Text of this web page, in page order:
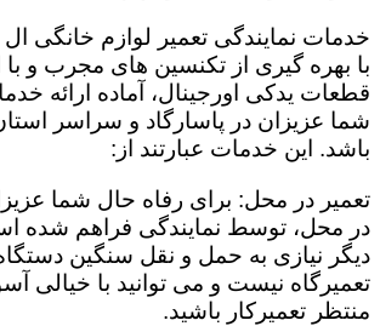
خدمات نمایندگی تعمیر لوازم خانگی
با بهره گیری از تکنسین های مجرب و با
قطعات یدکی اورجینال، آماده ارائه
شما عزیزان در پاسارگاد و سراسر
باشد. این خدمات عبارتند از:
تعمیر در محل: برای رفاه حال شما
در محل، توسط نمایندگی فراهم شده
دیگر نیازی به حمل و نقل سنگین
تعمیرگاه نیست و می توانید با خیالی
منتظر تعمیرکار باشید.